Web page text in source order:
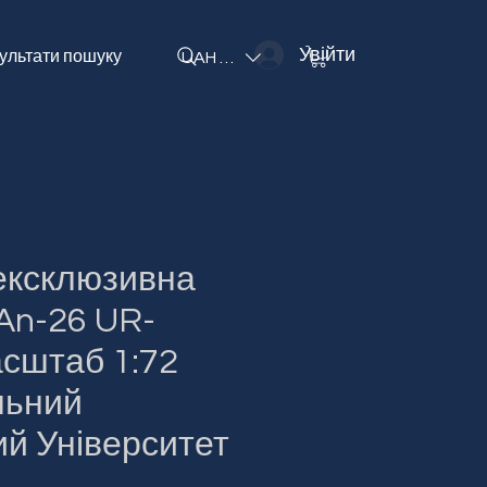
пошуку Увійти
UAH (₴)
26 UR-
1:72
Університет